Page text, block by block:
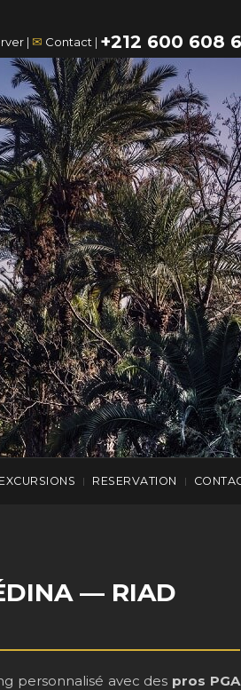
| ✉ Contact | +212 600 608
EXCURSIONS | RESERVATION |
— RIAD
personnalisé avec des pros PGA